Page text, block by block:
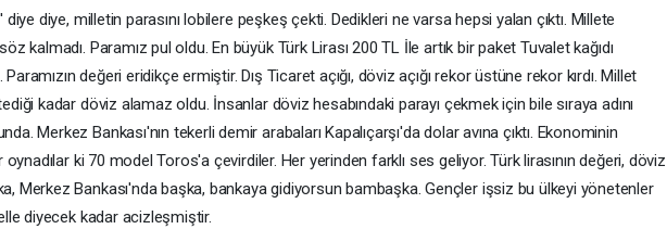
diye, milletin parasını lobilere peşkeş çekti. Dedikleri ne varsa hepsi yalan çıktı. Millete
kalmadı. Paramız pul oldu. En büyük Türk Lirası 200 TL İle artık bir paket Tuvalet kağıdı
değeri eridikçe ermiştir. Dış Ticaret açığı, döviz açığı rekor üstüne rekor kırdı. Millet
kadar döviz alamaz oldu. İnsanlar döviz hesabındaki parayı çekmek için bile sıraya adını
Merkez Bankası'nın tekerli demir arabaları Kapalıçarşı'da dolar avına çıktı. Ekonominin
oynadılar ki 70 model Toros'a çevirdiler. Her yerinden farklı ses geliyor. Türk lirasının değeri, döviz
Merkez Bankası'nda başka, bankaya gidiyorsun bambaşka. Gençler işsiz bu ülkeyi yönetenler
diyecek kadar acizleşmiştir.